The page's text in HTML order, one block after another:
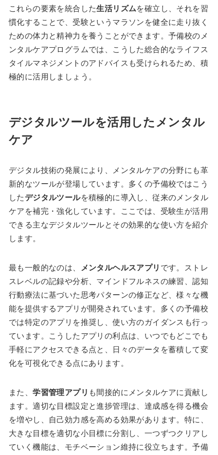
これらの要素を統合した生活リズムを確立し、それを習
慣化することで、受験というマラソンを健全に走り抜く
ための体力と精神力を養うことができます。予備校のメ
ンタルケアプログラムでは、こうした総合的なライフス
タイルマネジメントのアドバイスも受けられるため、積
極的に活用しましょう。
デジタルツールを活用したメンタル
ケア
デジタル技術の発展により、メンタルケアの分野にも革
新的なツールが登場しています。多くの予備校ではこう
したデジタルツールを積極的に導入し、従来のメンタル
ケアを補完・強化しています。ここでは、受験生が活用
できる主なデジタルツールとその効果的な使い方を紹介
します。
最も一般的なのは、 メンタルヘルスアプリ です。ストレ
スレベルの記録や分析、マインドフルネスの練習、認知
行動療法に基づいた思考パターンの修正など、様々な機
能を提供するアプリが開発されています。多くの予備校
では特定のアプリを推奨し、使い方のガイダンスも行っ
ています。こうしたアプリの利点は、いつでもどこでも
手軽にアクセスできる点と、日々のデータを蓄積して変
化を可視化できる点にあります。
また、学習管理アプリ も間接的にメンタルケアに貢献し
ます。適切な目標設定と進捗管理は、達成感を得る機会
を増やし、自己効力感を高める効果があります。特に、
大きな目標を適切な小目標に分割し、一つずつクリアし
ていく機能は、モチベーション維持に役立ちます。予備